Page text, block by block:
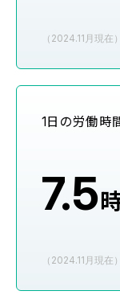
（2024.11月現在）
1日の労働時
7.5
（2024.11月現在）